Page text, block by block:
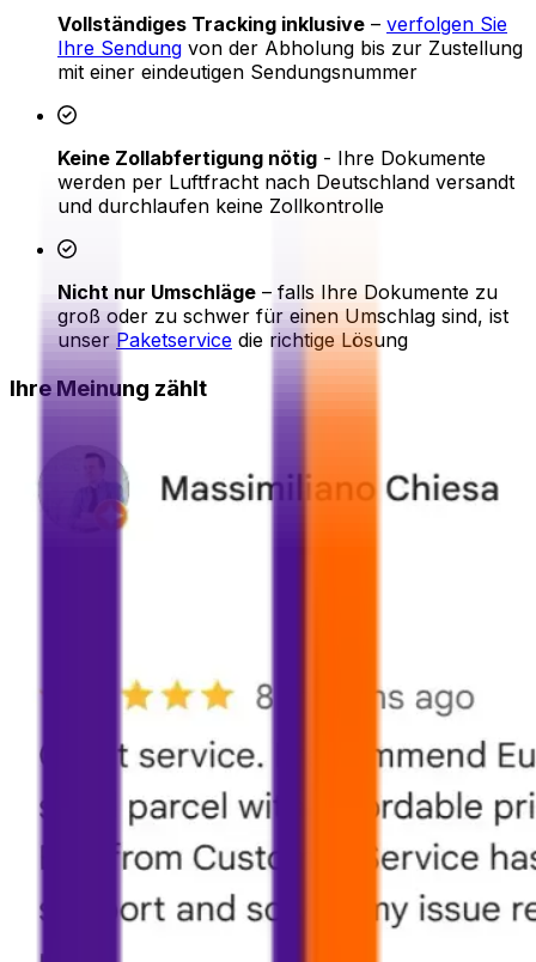
Vollständiges Tracking inklusive – verfolgen Sie
Ihre Sendung von der Abholung bis zur Zustellung
mit einer eindeutigen Sendungsnummer
Keine Zollabfertigung nötig - Ihre Dokumente
werden per Luftfracht nach Deutschland versandt
und durchlaufen keine Zollkontrolle
Nicht nur Umschläge – falls Ihre Dokumente zu
groß oder zu schwer für einen Umschlag sind, ist
unser Paketservice die richtige Lösung
Ihre Meinung zählt